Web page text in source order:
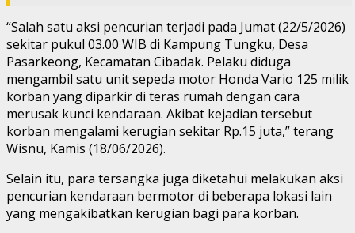
“Salah satu aksi pencurian terjadi pada Jumat (22/5/2026)
sekitar pukul 03.00 WIB di Kampung Tungku, Desa
Pasarkeong, Kecamatan Cibadak. Pelaku diduga
mengambil satu unit sepeda motor Honda Vario 125 milik
korban yang diparkir di teras rumah dengan cara
merusak kunci kendaraan. Akibat kejadian tersebut
korban mengalami kerugian sekitar Rp.15 juta,” terang
Wisnu, Kamis (18/06/2026).
Selain itu, para tersangka juga diketahui melakukan aksi
pencurian kendaraan bermotor di beberapa lokasi lain
yang mengakibatkan kerugian bagi para korban.